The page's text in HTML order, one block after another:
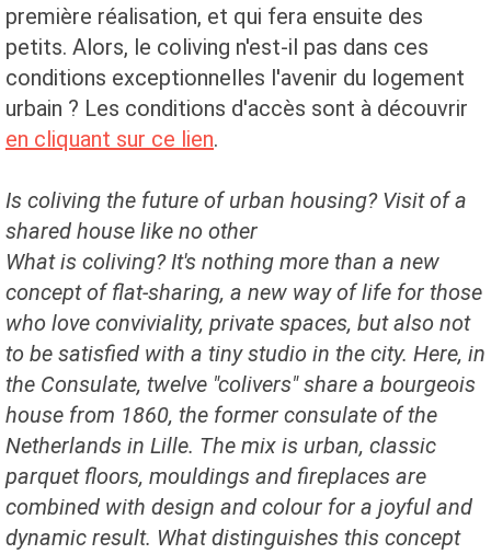
première réalisation, et qui fera ensuite des
petits. Alors, le coliving n'est-il pas dans ces
conditions exceptionnelles l'avenir du logement
urbain ? Les conditions d'accès sont à découvrir
en cliquant sur ce lien.
Is coliving the future of urban housing? Visit of a
shared house like no other
What is coliving? It's nothing more than a new
concept of flat-sharing, a new way of life for those
who love conviviality, private spaces, but also not
to be satisfied with a tiny studio in the city. Here, in
the Consulate, twelve "colivers" share a bourgeois
house from 1860, the former consulate of the
Netherlands in Lille. The mix is urban, classic
parquet floors, mouldings and fireplaces are
combined with design and colour for a joyful and
dynamic result. What distinguishes this concept